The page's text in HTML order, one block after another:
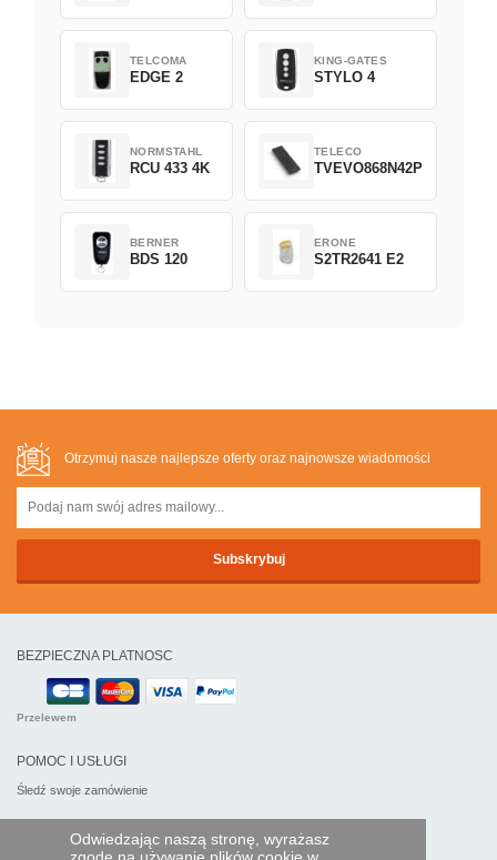
Odwiedzając naszą stronę, wyrażasz
TELCOMA
EDGE 2
KING-GATES
STYLO 4
NORMSTAHL
RCU 433 4K
TELECO
TVEVO868N42P
BERNER
BDS 120
ERONE
S2TR2641 E2
Otrzymuj nasze najlepsze oferty oraz najnowsze wiadomości
BEZPIECZNA PLATNOSC
Przelewem
POMOC I USŁUGI
Śledź swoje zamówienie
PILOTY EXPRESS